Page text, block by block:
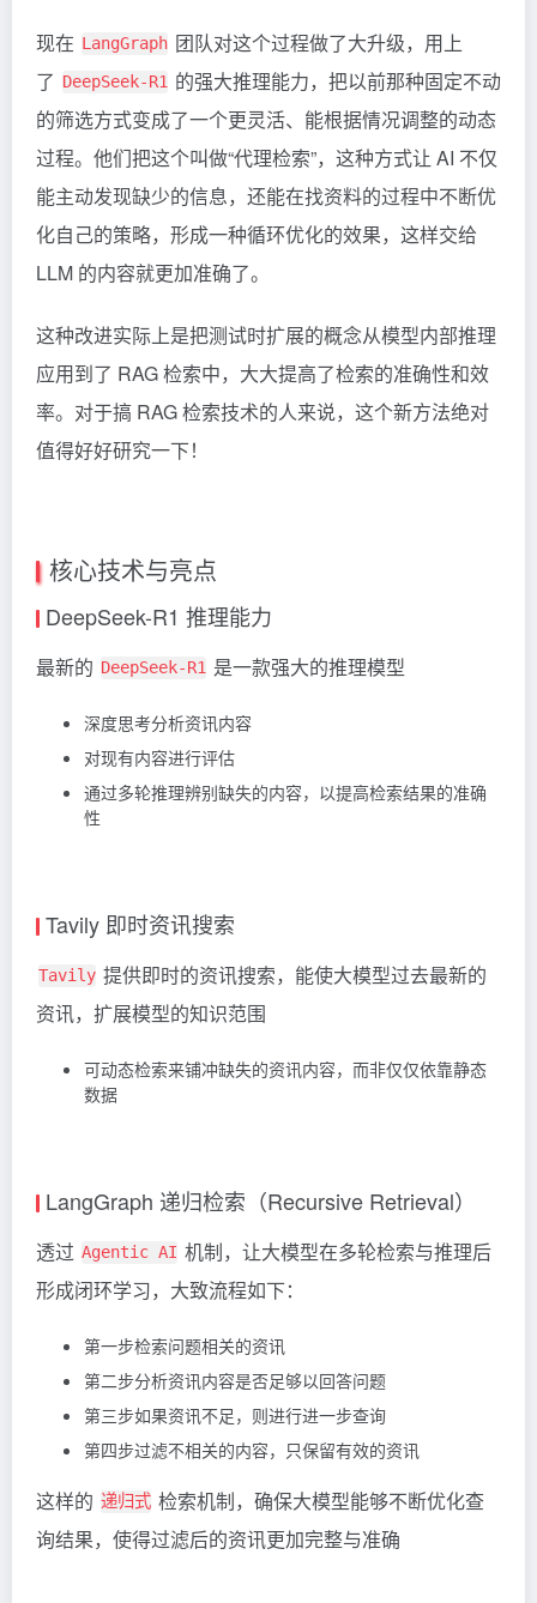
现在 LangGraph 团队对这个过程做了大升级，用上
了 DeepSeek-R1 的强大推理能力，把以前那种固定不动
的筛选方式变成了一个更灵活、能根据情况调整的动态
过程。他们把这个叫做“代理检索”，这种方式让 AI 不仅
能主动发现缺少的信息，还能在找资料的过程中不断优
化自己的策略，形成一种循环优化的效果，这样交给
LLM 的内容就更加准确了。
这种改进实际上是把测试时扩展的概念从模型内部推理
应用到了 RAG 检索中，大大提高了检索的准确性和效
率。对于搞 RAG 检索技术的人来说，这个新方法绝对
值得好好研究一下！
核心技术与亮点
DeepSeek-R1 推理能力
最新的 DeepSeek-R1 是一款强大的推理模型
深度思考分析资讯内容
对现有内容进行评估
通过多轮推理辨别缺失的内容，以提高检索结果的准确
性
Tavily 即时资讯搜索
Tavily 提供即时的资讯搜索，能使大模型过去最新的
资讯，扩展模型的知识范围
可动态检索来铺冲缺失的资讯内容，而非仅仅依靠静态
数据
LangGraph 递归检索（Recursive Retrieval）
透过 Agentic AI 机制，让大模型在多轮检索与推理后
形成闭环学习，大致流程如下：
第一步检索问题相关的资讯
第二步分析资讯内容是否足够以回答问题
第三步如果资讯不足，则进行进一步查询
第四步过滤不相关的内容，只保留有效的资讯
这样的 递归式 检索机制，确保大模型能够不断优化查
询结果，使得过滤后的资讯更加完整与准确